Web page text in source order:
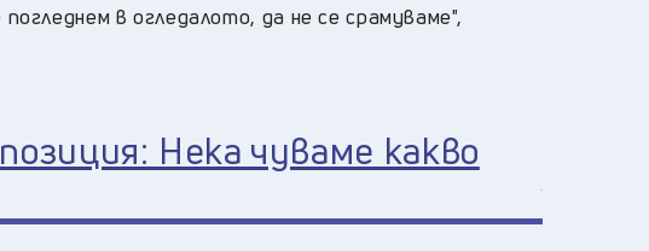
в огледалото, да не се срамуваме",
Нека чуваме какво